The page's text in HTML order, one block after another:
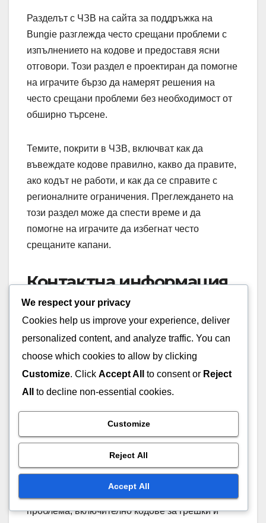
Разделът с ЧЗВ на сайта за поддръжка на
Bungie разглежда често срещани проблеми с
изпълнението на кодове и предоставя ясни
отговори. Този раздел е проектиран да помогне
на играчите бързо да намерят решения на
често срещани проблеми без необходимост от
обширно търсене.
Темите, покрити в ЧЗВ, включват как да
въвеждате кодове правилно, какво да правите,
ако кодът не работи, и как да се справите с
регионалните ограничения. Преглеждането на
този раздел може да спести време и да
помогне на играчите да избегнат често
срещаните капани.
Контактна информация
за клиентска поддръжка
Ако играчите не могат да разрешат проблемите
клиентската поддръжка на Bungie е
следващата стъпка. Играчите могат да намерят
контактна информация на официалната
страница за поддръжка, която включва опции
за подаване на билети и помощ в реално
време.
проблема, включително кодове за грешки и
We respect your privacy
Cookies help us improve your experience, deliver
personalized content, and analyze traffic. You can
choose which cookies to allow by clicking
Customize. Click Accept All to consent or Reject
All
to decline non-essential cookies.
Customize
Reject All
Accept All